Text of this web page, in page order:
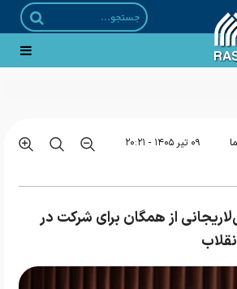
۰۹ تير ۱۴۰۵ - ۲۰:۲۱
از همگان برای شرکت در